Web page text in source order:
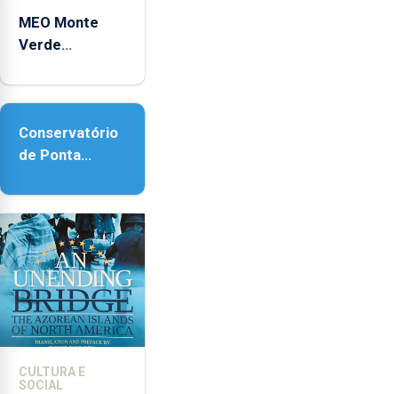
Coliseu
Micaelense
MEO Monte
Verde
reforço da
Conservatório
de Ponta
contar com
novos
instrumentos
CULTURA E
SOCIAL